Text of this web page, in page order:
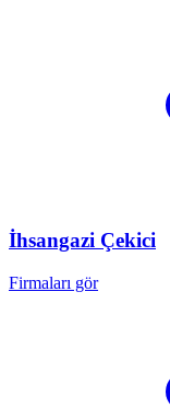
İhsangazi Çekici
Firmaları gör